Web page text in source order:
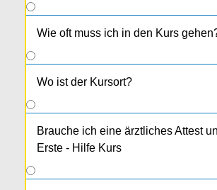
Wie oft muss ich in den Kurs
Wo ist der Kursort?
Brauche ich eine ärztliches Attest
Erste - Hilfe Kurs